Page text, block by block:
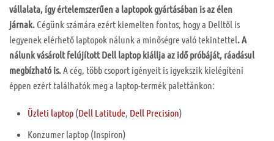
vállalata, így értelemszerűen a laptopok gyártásában is az élen
járnak. Cégünk számára ezért kiemelten fontos, hogy a Delltől is
legyenek elérhető laptopok nálunk a minőségre való tekintettel. A
nálunk vásárolt felújított Dell laptop kiállja az idő próbáját, ráadásul
megbízható is. A cég, több csoport igényeit is igyekszik kielégíteni
éppen ezért találhatók meg a laptop-termék palettánkon:
Üzleti laptop (Dell Latitude, Dell Precision)
Konzumer laptop (Inspiron)